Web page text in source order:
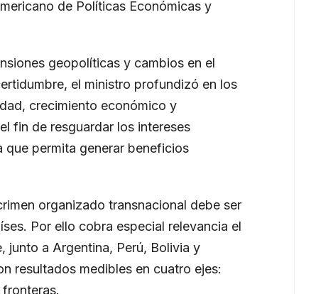
de Políticas Económicas y
geopolíticas y cambios en el
el ministro profundizó en los
crecimiento económico y
fin de resguardar los intereses
que permita generar beneficios
organizado transnacional debe ser
Por ello cobra especial relevancia el
junto a Argentina, Perú, Bolivia y
resultados medibles en cuatro ejes: